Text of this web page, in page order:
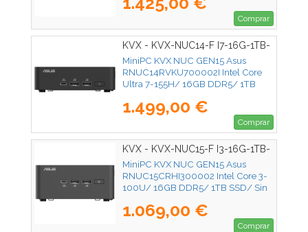
Comprar
KVX - KVX-NUC14-F I7-16G-1TB-
SSD
MiniPC KVX NUC GEN15 Asus
RNUC14RVKU700002I Intel Core
Ultra 7-155H/ 16GB DDR5/ 1TB
1.499,00 €
Comprar
KVX - KVX-NUC15-F I3-16G-1TB-
SSD
MiniPC KVX NUC GEN15 Asus
RNUC15CRHI300002 Intel Core 3-
100U/ 16GB DDR5/ 1TB SSD/ Sin
1.069,00 €
Comprar